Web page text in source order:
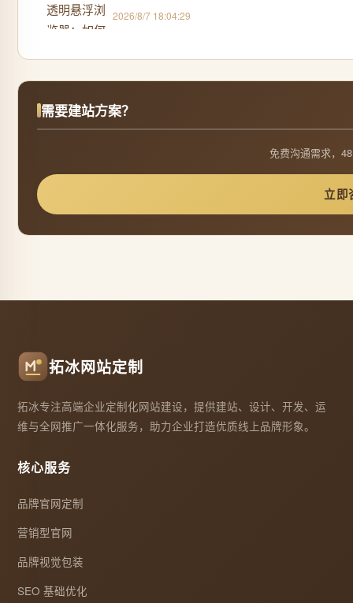
2026/8/7 18:04:29
需要建站方案？
免费沟通需求，
立即
拓冰网站定制
拓冰专注高端企业定制化网站建设，提供建站、设计、开发、运
维与全网推广一体化服务，助力企业打造优质线上品牌形象。
核心服务
品牌官网定制
营销型官网
品牌视觉包装
SEO 基础优化